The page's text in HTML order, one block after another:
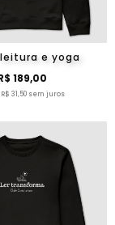
e yoga
189,00
31,50 sem juros